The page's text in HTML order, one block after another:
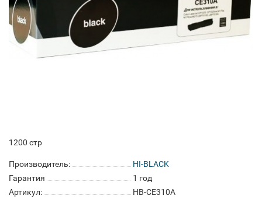
1200 стр
Производитель:
HI-BLACK
Гарантия
1 год
Артикул:
HB-CE310A